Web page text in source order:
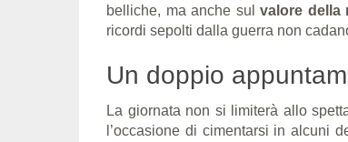
belliche, ma anche sul valore della
ricordi sepolti dalla guerra non
Un doppio
La giornata non si limiterà allo
l’occasione di cimentarsi in alcuni